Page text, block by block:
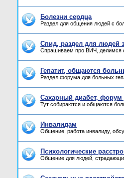
Болезни сердца
Раздел для общения людей с
Спид, раздел для людей
Спрашиваем про ВИЧ, делимся
Гепатит, общаются
Раздел форума для больных
Сахарный диабет, форум
Тут собираются и общаются
Инвалидам
Общение, работа инвалиду,
Психологические
Общение для людей,